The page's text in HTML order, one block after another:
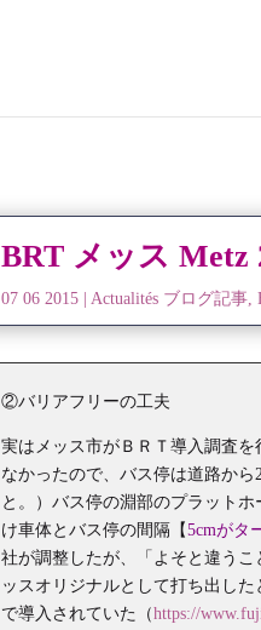
BRT メッス Metz
07 06 2015 |Actualités ブログ記事,
②バリアフリーの工夫
実はメッス市がＢＲＴ導入調査
なかったので、バス停は道路から
と。）バス停の淵部のプラット
け車体とバス停の間隔【5cmがタ
社が調整したが、「よそと違う
ッスオリジナルとして打ち出し
で導入されていた（https://